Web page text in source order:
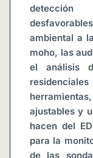
detección
ambiental a
moho, las
el análisis
ajustables y
hacen del
para la
de las